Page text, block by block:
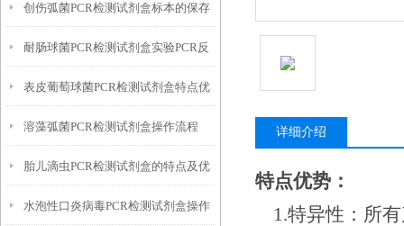
则
创伤弧菌PCR检测试剂盒标本的保存
建议
耐肠球菌PCR检测试剂盒实验PCR反
应特点优势
表皮葡萄球菌PCR检测试剂盒​特点优
势
溶藻弧菌PCR检测试剂盒操作流程
胎儿滴虫PCR检测试剂盒的特点及优
势
水泡性口炎病毒PCR检测试剂盒操作
详细介绍
特点优势：
1.特异性：所